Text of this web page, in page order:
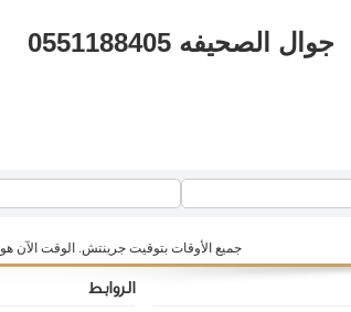
جوال الصحيفه 0551188405
جميع الأوقات بتوقيت جرينتش. الوقت الآن هو
الروابط